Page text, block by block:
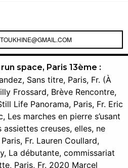
space, Paris 13ème :
Sans titre, Paris, Fr. (À
Frossard, Brève Rencontre,
Life Panorama, Paris, Fr. Eric
Les marches en pierre s’usant
creuses, elles, ne
Fr. Lauren Coullard,
La débutante, commissariat
Paris, Fr. 2020 Marcel